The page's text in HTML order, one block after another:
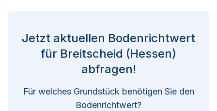
Jetzt aktuellen Bodenrichtwert
für Breitscheid (Hessen)
abfragen!
Für welches Grundstück benötigen Sie den
Bodenrichtwert?